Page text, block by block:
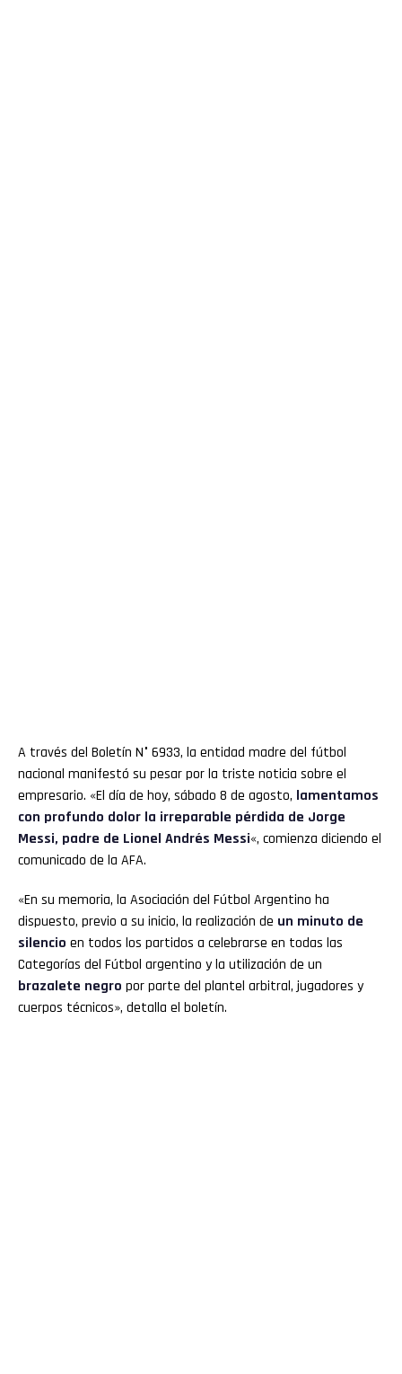
A través del Boletín N° 6933, la entidad madre del fútbol
nacional manifestó su pesar por la triste noticia sobre el
empresario. «El día de hoy, sábado 8 de agosto, lamentamos
con profundo dolor la irreparable pérdida de Jorge
Messi, padre de Lionel Andrés Messi«, comienza diciendo el
comunicado de la AFA.
«En su memoria, la Asociación del Fútbol Argentino ha
dispuesto, previo a su inicio, la realización de un minuto de
silencio en todos los partidos a celebrarse en todas las
Categorías del Fútbol argentino y la utilización de un
brazalete negro por parte del plantel arbitral, jugadores y
cuerpos técnicos», detalla el boletín.